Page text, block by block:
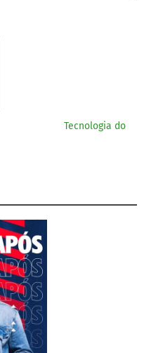
Tecnologia do